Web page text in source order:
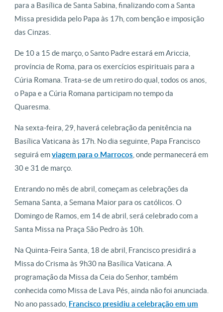
para a Basílica de Santa Sabina, finalizando com a Santa
Missa presidida pelo Papa às 17h, com benção e imposição
das Cinzas.
De 10 a 15 de março, o Santo Padre estará em Ariccia,
província de Roma, para os exercícios espirituais para a
Cúria Romana. Trata-se de um retiro do qual, todos os anos,
o Papa e a Cúria Romana participam no tempo da
Quaresma.
Na sexta-feira, 29, haverá celebração da penitência na
Basílica Vaticana às 17h. No dia seguinte, Papa Francisco
seguirá emviagem para o Marrocos , onde permanecerá em
30 e 31 de março.
Entrando no mês de abril, começam as celebrações da
Semana Santa, a Semana Maior para os católicos. O
Domingo de Ramos, em 14 de abril, será celebrado com a
Santa Missa na Praça São Pedro às 10h.
Na Quinta-Feira Santa, 18 de abril, Francisco presidirá a
Missa do Crisma às 9h30 na Basílica Vaticana. A
programação da Missa da Ceia do Senhor, também
conhecida como Missa de Lava Pés, ainda não foi anunciada.
No ano passado, Francisco presidiu a celebração em um